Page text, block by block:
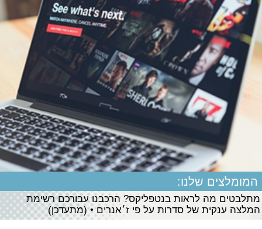
המומלצים שלנו:
מתלבטים מה לראות בנטפליקס? הרכבנו עבורכם רשימת
המלצה ענקית של סדרות על פי ז׳אנרים • (מתעדכן)